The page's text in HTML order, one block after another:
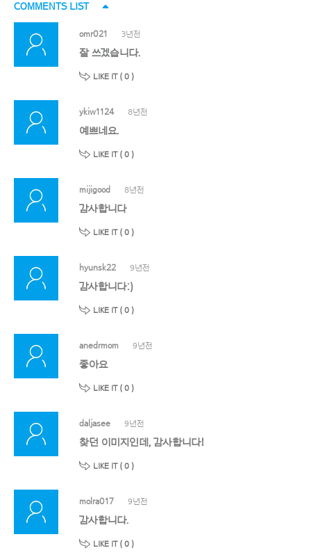
COMMENTS LIST
omr021 3년전
잘 쓰겠습니다.
LIKE IT ( 0 )
ykiw1124 8년전
예쁘네요.
LIKE IT ( 0 )
mijigood 8년전
감사합니다
LIKE IT ( 0 )
hyunsk22 9년전
감사합니다:)
LIKE IT ( 0 )
anedrmom 9년전
좋아요
LIKE IT ( 0 )
daljasee 9년전
찾던 이미지인데, 감사합니다!
LIKE IT ( 0 )
molra017 9년전
감사합니다.
LIKE IT ( 0 )